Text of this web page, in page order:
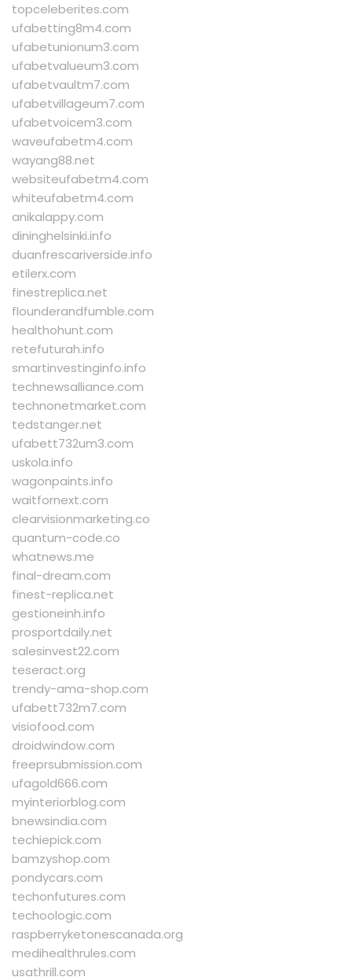
topceleberites.com
ufabetting8m4.com
ufabetunionum3.com
ufabetvalueum3.com
ufabetvaultm7.com
ufabetvillageum7.com
ufabetvoicem3.com
waveufabetm4.com
wayang88.net
websiteufabetm4.com
whiteufabetm4.com
anikalappy.com
dininghelsinki.info
duanfrescariverside.info
etilerx.com
finestreplica.net
flounderandfumble.com
healthohunt.com
retefuturah.info
smartinvestinginfo.info
technewsalliance.com
technonetmarket.com
tedstanger.net
ufabett732um3.com
uskola.info
wagonpaints.info
waitfornext.com
clearvisionmarketing.co
quantum-code.co
whatnews.me
final-dream.com
finest-replica.net
gestioneinh.info
prosportdaily.net
salesinvest22.com
teseract.org
trendy-ama-shop.com
ufabett732m7.com
visiofood.com
droidwindow.com
freeprsubmission.com
ufagold666.com
myinteriorblog.com
bnewsindia.com
techiepick.com
bamzyshop.com
pondycars.com
techonfutures.com
techoologic.com
raspberryketonescanada.org
medihealthrules.com
usathrill.com